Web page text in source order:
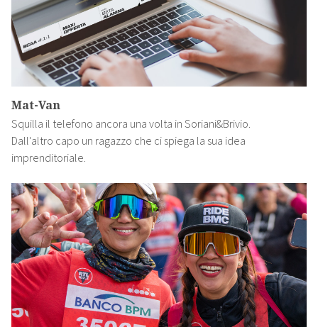
Mat-Van
Squilla il telefono ancora una volta in Soriani&Brivio.
Dall'altro capo un ragazzo che ci spiega la sua idea
imprenditoriale.